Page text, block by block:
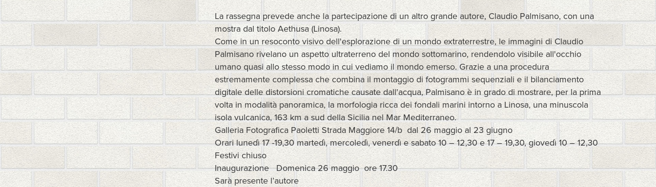
La rassegna prevede anche la partecipazione di un altro grande autore, Claudio Palmisano, con una
mostra dal titolo Aethusa (Linosa).
Come in un resoconto visivo dell'esplorazione di un mondo extraterrestre, le immagini di Claudio
Palmisano rivelano un aspetto ultraterreno del mondo sottomarino, rendendolo visibile all'occhio
umano quasi allo stesso modo in cui vediamo il mondo emerso. Grazie a una procedura
estremamente complessa che combina il montaggio di fotogrammi sequenziali e il bilanciamento
digitale delle distorsioni cromatiche causate dall'acqua, Palmisano è in grado di mostrare, per la prima
volta in modalità panoramica, la morfologia ricca dei fondali marini intorno a Linosa, una minuscola
isola vulcanica, 163 km a sud della Sicilia nel Mar Mediterraneo.
Galleria Fotografica Paoletti Strada Maggiore 14/b dal 26 maggio al 23 giugno
Orari lunedì 17 -19,30 martedì, mercoledì, venerdì e sabato 10 – 12,30 e 17 – 19,30, giovedì 10 – 12,30
Festivi chiuso
Inaugurazione Domenica 26 maggio ore 17.30
Sarà presente l’autore